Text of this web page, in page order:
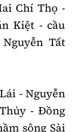
Chí Thọ -
Kiệt - cầu
Tất
- Nguyễn
- Đồng
sông Sài